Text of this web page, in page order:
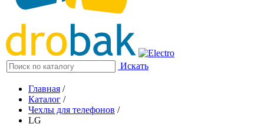
Искать
Главная /
Каталог /
Чехлы для телефонов /
LG